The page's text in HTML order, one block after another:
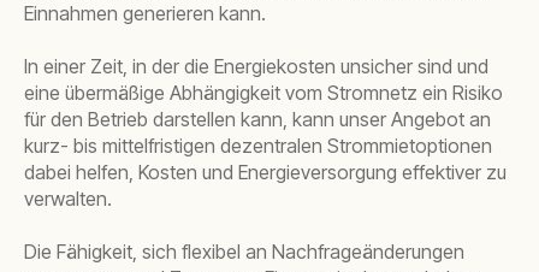
Einnahmen generieren kann.
In einer Zeit, in der die Energiekosten unsicher sind und
eine übermäßige Abhängigkeit vom Stromnetz ein Risiko
für den Betrieb darstellen kann, kann unser Angebot an
kurz- bis mittelfristigen dezentralen Strommietoptionen
dabei helfen, Kosten und Energieversorgung effektiver zu
verwalten.
Die Fähigkeit, sich flexibel an Nachfrageänderungen